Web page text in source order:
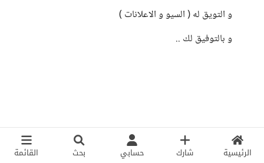
الرئيسية شارك حسابي بحث القائمة
و التويق له ( السيو و الاعلانات )
و بالتوفيق لك ..